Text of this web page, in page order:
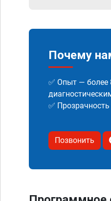
Почему
✅ Опыт — более
✅
Позвонить